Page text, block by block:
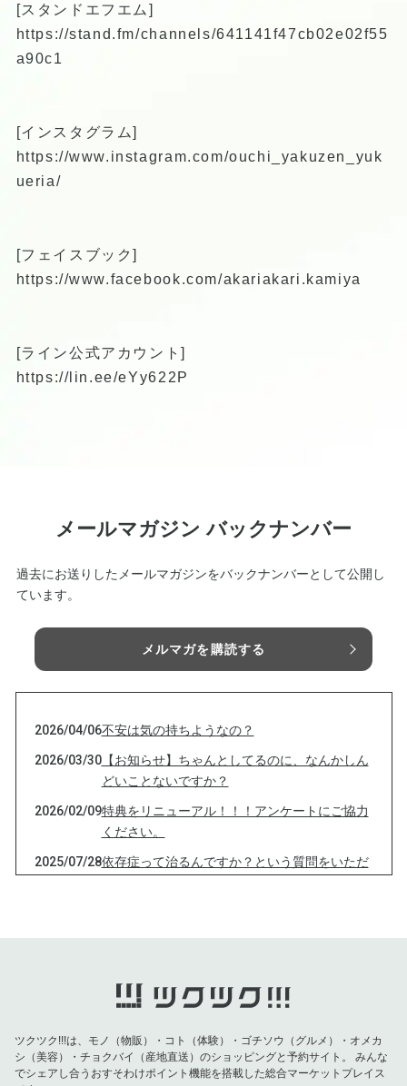
[スタンドエフエム]
https://stand.fm/channels/641141f47cb02e02f55
a90c1
[インスタグラム]
https://www.instagram.com/ouchi_yakuzen_yuk
ueria/
[フェイスブック]
https://www.facebook.com/akariakari.kamiya
[ライン公式アカウント]
https://lin.ee/eYy622P
メールマガジン バックナンバー
過去にお送りしたメールマガジンをバックナンバーとして公開し
ています。
メルマガを購読する
2026/04/06不安は気の持ちようなの？
2026/03/30【お知らせ】ちゃんとしてるのに、なんかしん
どいことないですか？
2026/02/09特典をリニューアル！！！アンケートにご協力
ください。
2025/07/28依存症って治るんですか？という質問をいただ
私が働き始めたら娘の爪噛みが治った
重要です
2025/07/11特定の人を見ると 心がザワつく
ツクツク!!!は、モノ（物販）・コト（体験）・ゴチソウ（グルメ）・オメカ
シ（美容）・チョクバイ（産地直送）のショッピングと予約サイト。
みんな
でシェアし合うおすそわけポイント機能を搭載した総合マーケットプレイス